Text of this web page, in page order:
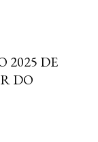
2025 DE
DO